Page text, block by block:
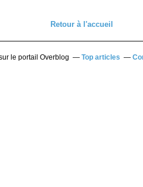
Retour à l'accueil
le portail Overblog Top articles